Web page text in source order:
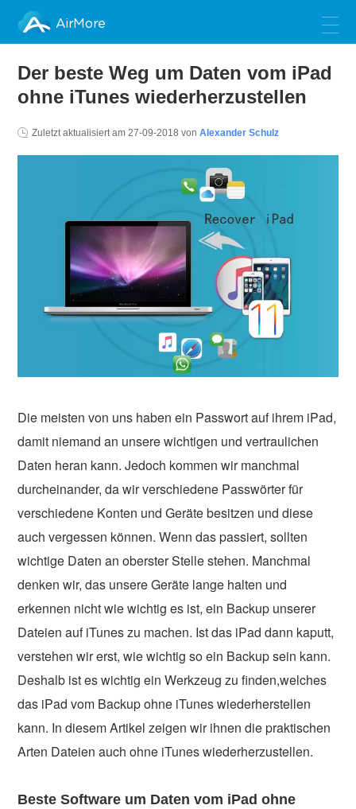
AirMore
Der beste Weg um Daten vom iPad
ohne iTunes wiederherzustellen
Zuletzt aktualisiert am27-09-2018 vonAlexander Schulz
Die meisten von uns haben ein Passwort auf ihrem iPad,
damit niemand an unsere wichtigen und vertraulichen
Daten heran kann. Jedoch kommen wir manchmal
durcheinander, da wir verschiedene Passwörter für
verschiedene Konten und Geräte besitzen und diese
auch vergessen können. Wenn das passiert, sollten
wichtige Daten an oberster Stelle stehen. Manchmal
denken wir, das unsere Geräte lange halten und
erkennen nicht wie wichtig es ist, ein Backup unserer
Dateien auf iTunes zu machen. Ist das iPad dann kaputt,
verstehen wir erst, wie wichtig so ein Backup sein kann.
Deshalb ist es wichtig ein Werkzeug zu finden,welches
das iPad vom Backup ohne iTunes wiederherstellen
kann. In diesem Artikel zeigen wir ihnen die praktischen
Arten Dateien auch ohne iTunes wiederherzustellen.
Beste Software um Daten vom iPad ohne